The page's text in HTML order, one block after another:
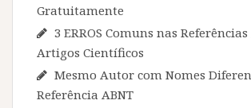
Gratuitamente
3 ERROS Comuns nas Referências
Artigos Científicos
Mesmo Autor com Nomes
Referência ABNT